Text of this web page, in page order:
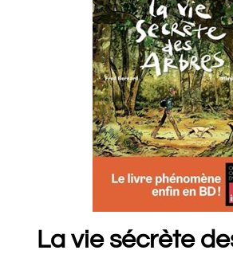
La vie sécrète